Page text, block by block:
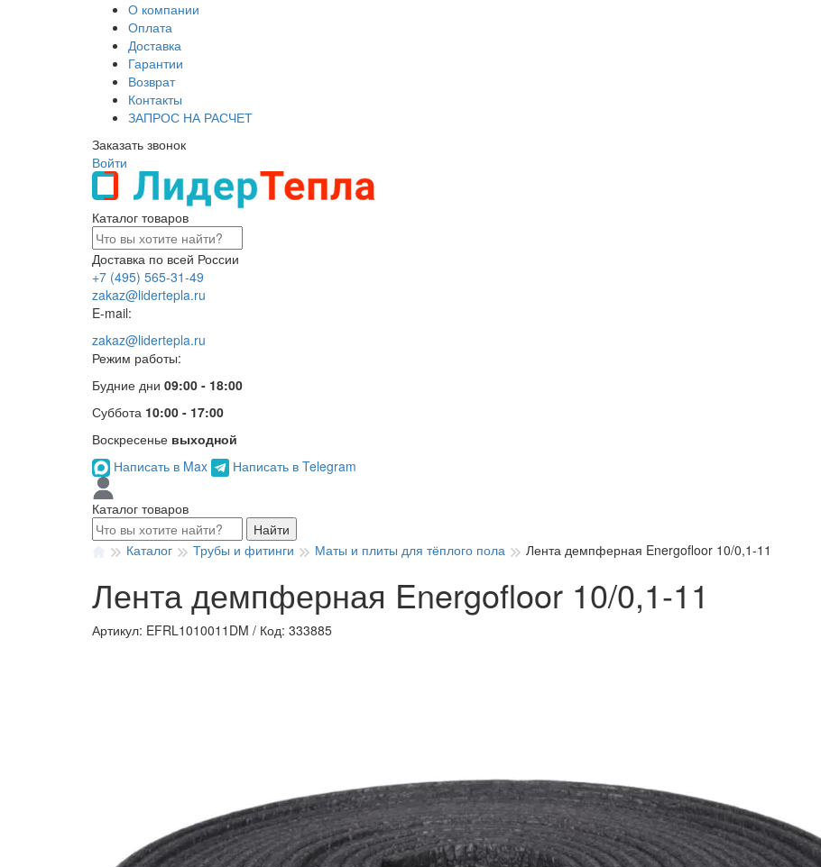
О компании
Оплата
Доставка
Гарантии
Возврат
Контакты
ЗАПРОС НА РАСЧЕТ
Заказать звонок
Войти
Каталог товаров
Доставка по всей России
+7 (495) 565-31-49
zakaz@lidertepla.ru
E-mail:
zakaz@lidertepla.ru
Режим работы:
Будние дни 09:00 - 18:00
Суббота 10:00 - 17:00
Воскресенье выходной
Написать в Max
Написать в Telegram
Каталог товаров
Найти
Каталог
Трубы и фитинги Маты и плиты для тёплого пола Лента демпферная Energofloor 10/0,1-11
Лента демпферная Energofloor 10/0,1-11
Артикул: EFRL1010011DM / Код: 333885